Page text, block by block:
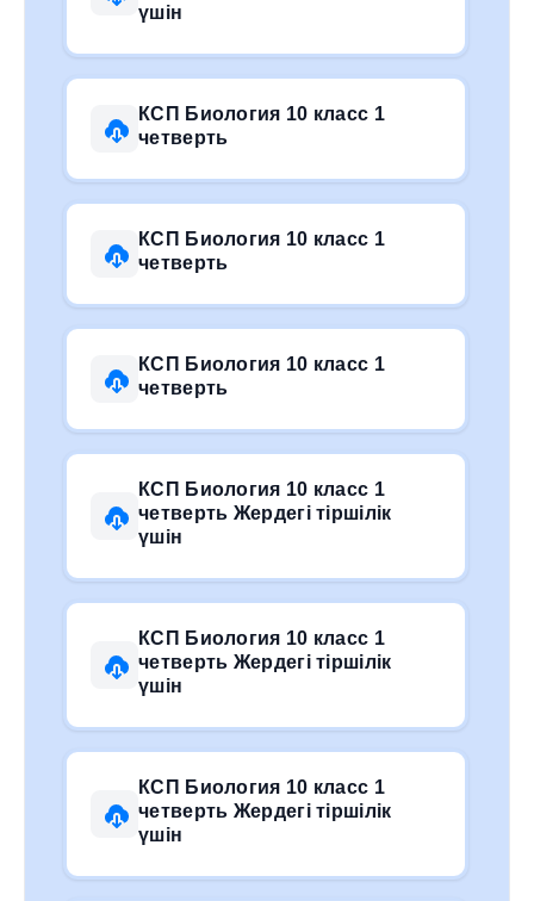
үшін
КСП Биология 10 класс 1
четверть
КСП Биология 10 класс 1
четверть
КСП Биология 10 класс 1
четверть
КСП Биология 10 класс 1
четверть Жердегі тіршілік
үшін
КСП Биология 10 класс 1
четверть Жердегі тіршілік
үшін
КСП Биология 10 класс 1
четверть Жердегі тіршілік
үшін